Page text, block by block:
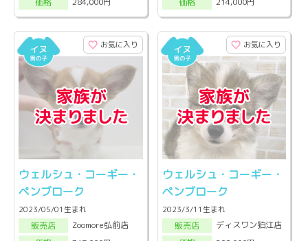
お気に入り
ウェルシュ・コーギー・
ペンブローク
2023/05/01生まれ
販売店
Zoomore弘前店
お気に入り
ウェルシュ・コーギー・
ペンブローク
2023/3/11生まれ
販売店
ディスワン狛江店